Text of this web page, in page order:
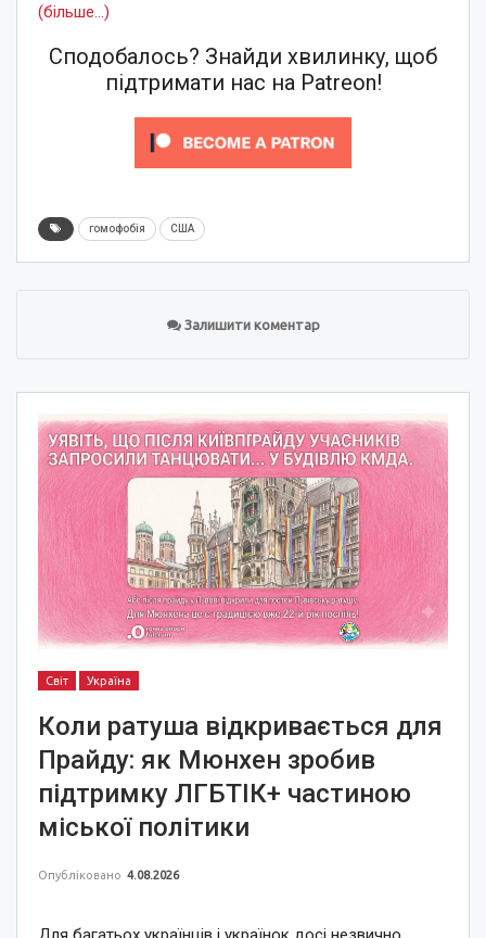
(більше…)
Сподобалось? Знайди хвилинку, щоб
підтримати нас на Patreon!
гомофобія США
Залишити коментар
Світ Україна
Коли ратуша відкривається для
Прайду: як Мюнхен зробив
підтримку ЛГБТІК+ частиною
міської політики
Опубліковано 4.08.2026